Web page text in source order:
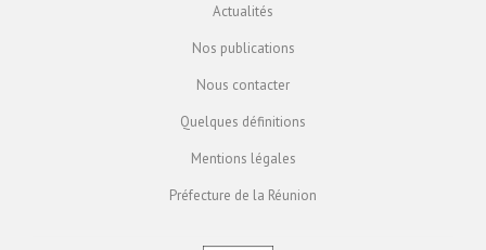
Actualités
Nos publications
Nous contacter
Quelques définitions
Mentions légales
Préfecture de la Réunion